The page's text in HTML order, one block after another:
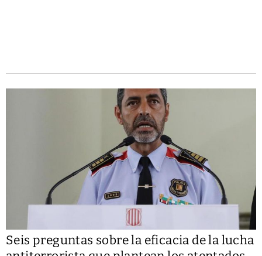
Seis preguntas sobre la eficacia de la lucha